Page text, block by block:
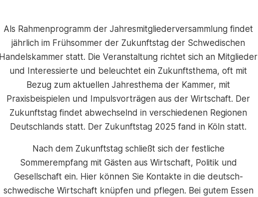
Als Rahmenprogramm der Jahresmitgliederversammlung findet
jährlich im Frühsommer der Zukunftstag der Schwedischen
Handelskammer statt. Die Veranstaltung richtet sich an Mitglieder
und Interessierte und beleuchtet ein Zukunftsthema, oft mit
Bezug zum aktuellen Jahresthema der Kammer, mit
Praxisbeispielen und Impulsvorträgen aus der Wirtschaft. Der
Zukunftstag findet abwechselnd in verschiedenen Regionen
Deutschlands statt. Der Zukunftstag 2025 fand in Köln statt.
Nach dem Zukunftstag schließt sich der festliche
Sommerempfang mit Gästen aus Wirtschaft, Politik und
Gesellschaft ein. Hier können Sie Kontakte in die deutsch-
schwedische Wirtschaft knüpfen und pflegen. Bei gutem Essen